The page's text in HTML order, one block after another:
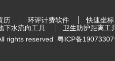
历 环评计费软件 快速坐标
下水流向工具
卫生防护距离工
rights reserved 粤ICP备19073307